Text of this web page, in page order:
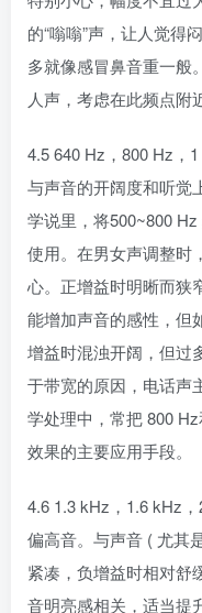
的“嗡嗡”声，让人觉得
多就像感冒鼻音重一般
人声，考虑在此频点附
4.5 640 Hz，800 Hz，
与声音的开阔度和听觉
学说里，将500~800
使用。在男女声调整时
心。正增益时明晰而狭
能增加声音的感性，但
增益时混浊开阔，但过
于带宽的原因，电话声
学处理中，常把 800
效果的主要应用手段。
4.6 1.3 kHz，1.6 kHz
偏高音。与声音 ( 尤其
紧凑，负增益时相对舒
音明亮感相关，适当提